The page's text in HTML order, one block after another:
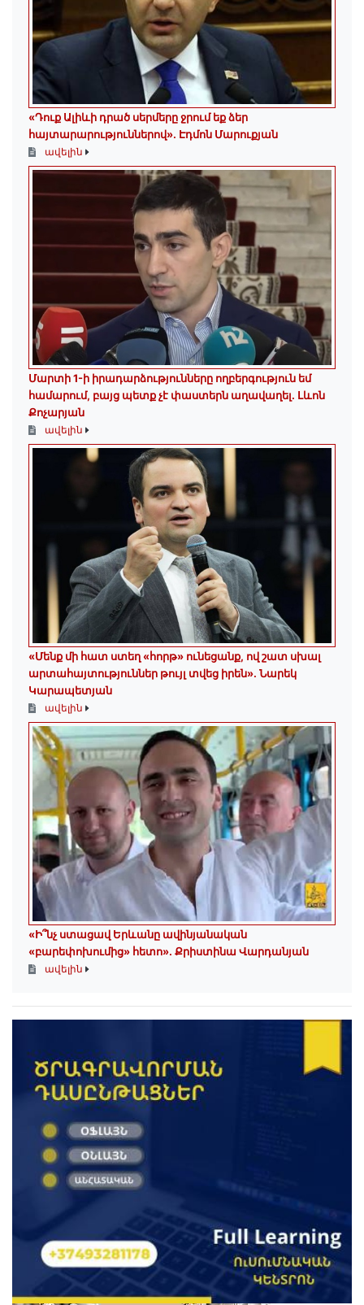
«Դուք Ալիևի դրած սերմերը ջրում եք ձեր
հայտարարություններով»․ Էդմոն Մարուքյան
ավելին
Մարտի 1-ի իրադարձությունները ողբերգություն եմ
համարում, բայց պետք չէ փաստերն աղավաղել. Լևոն
Քոչարյան
ավելին
«Մենք մի հատ ստեղ «հորթ» ունեցանք, ով շատ սխալ
արտահայտություններ թույլ տվեց իրեն». Նարեկ
Կարապետյան
ավելին
«Ի՞նչ ստացավ Երևանը ավինյանական
«բարեփոխումից» հետո»․ Քրիստինա Վարդանյան
ավելին